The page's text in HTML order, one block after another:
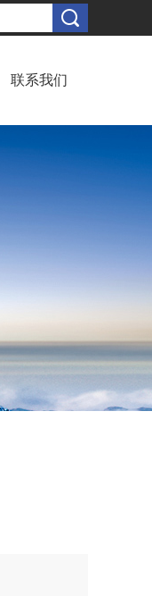
联系我们